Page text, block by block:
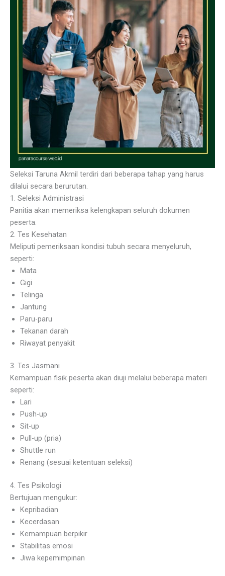
Seleksi Taruna Akmil terdiri dari beberapa tahap yang harus
dilalui secara berurutan.
1. Seleksi Administrasi
Panitia akan memeriksa kelengkapan seluruh dokumen
peserta.
2. Tes Kesehatan
Meliputi pemeriksaan kondisi tubuh secara menyeluruh,
seperti:
Mata
Gigi
Telinga
Jantung
Paru-paru
Tekanan darah
Riwayat penyakit
3. Tes Jasmani
Kemampuan fisik peserta akan diuji melalui beberapa materi
seperti:
Lari
Push-up
Sit-up
Pull-up (pria)
Shuttle run
Renang (sesuai ketentuan seleksi)
4. Tes Psikologi
Bertujuan mengukur:
Kepribadian
Kecerdasan
Kemampuan berpikir
Stabilitas emosi
Jiwa kepemimpinan